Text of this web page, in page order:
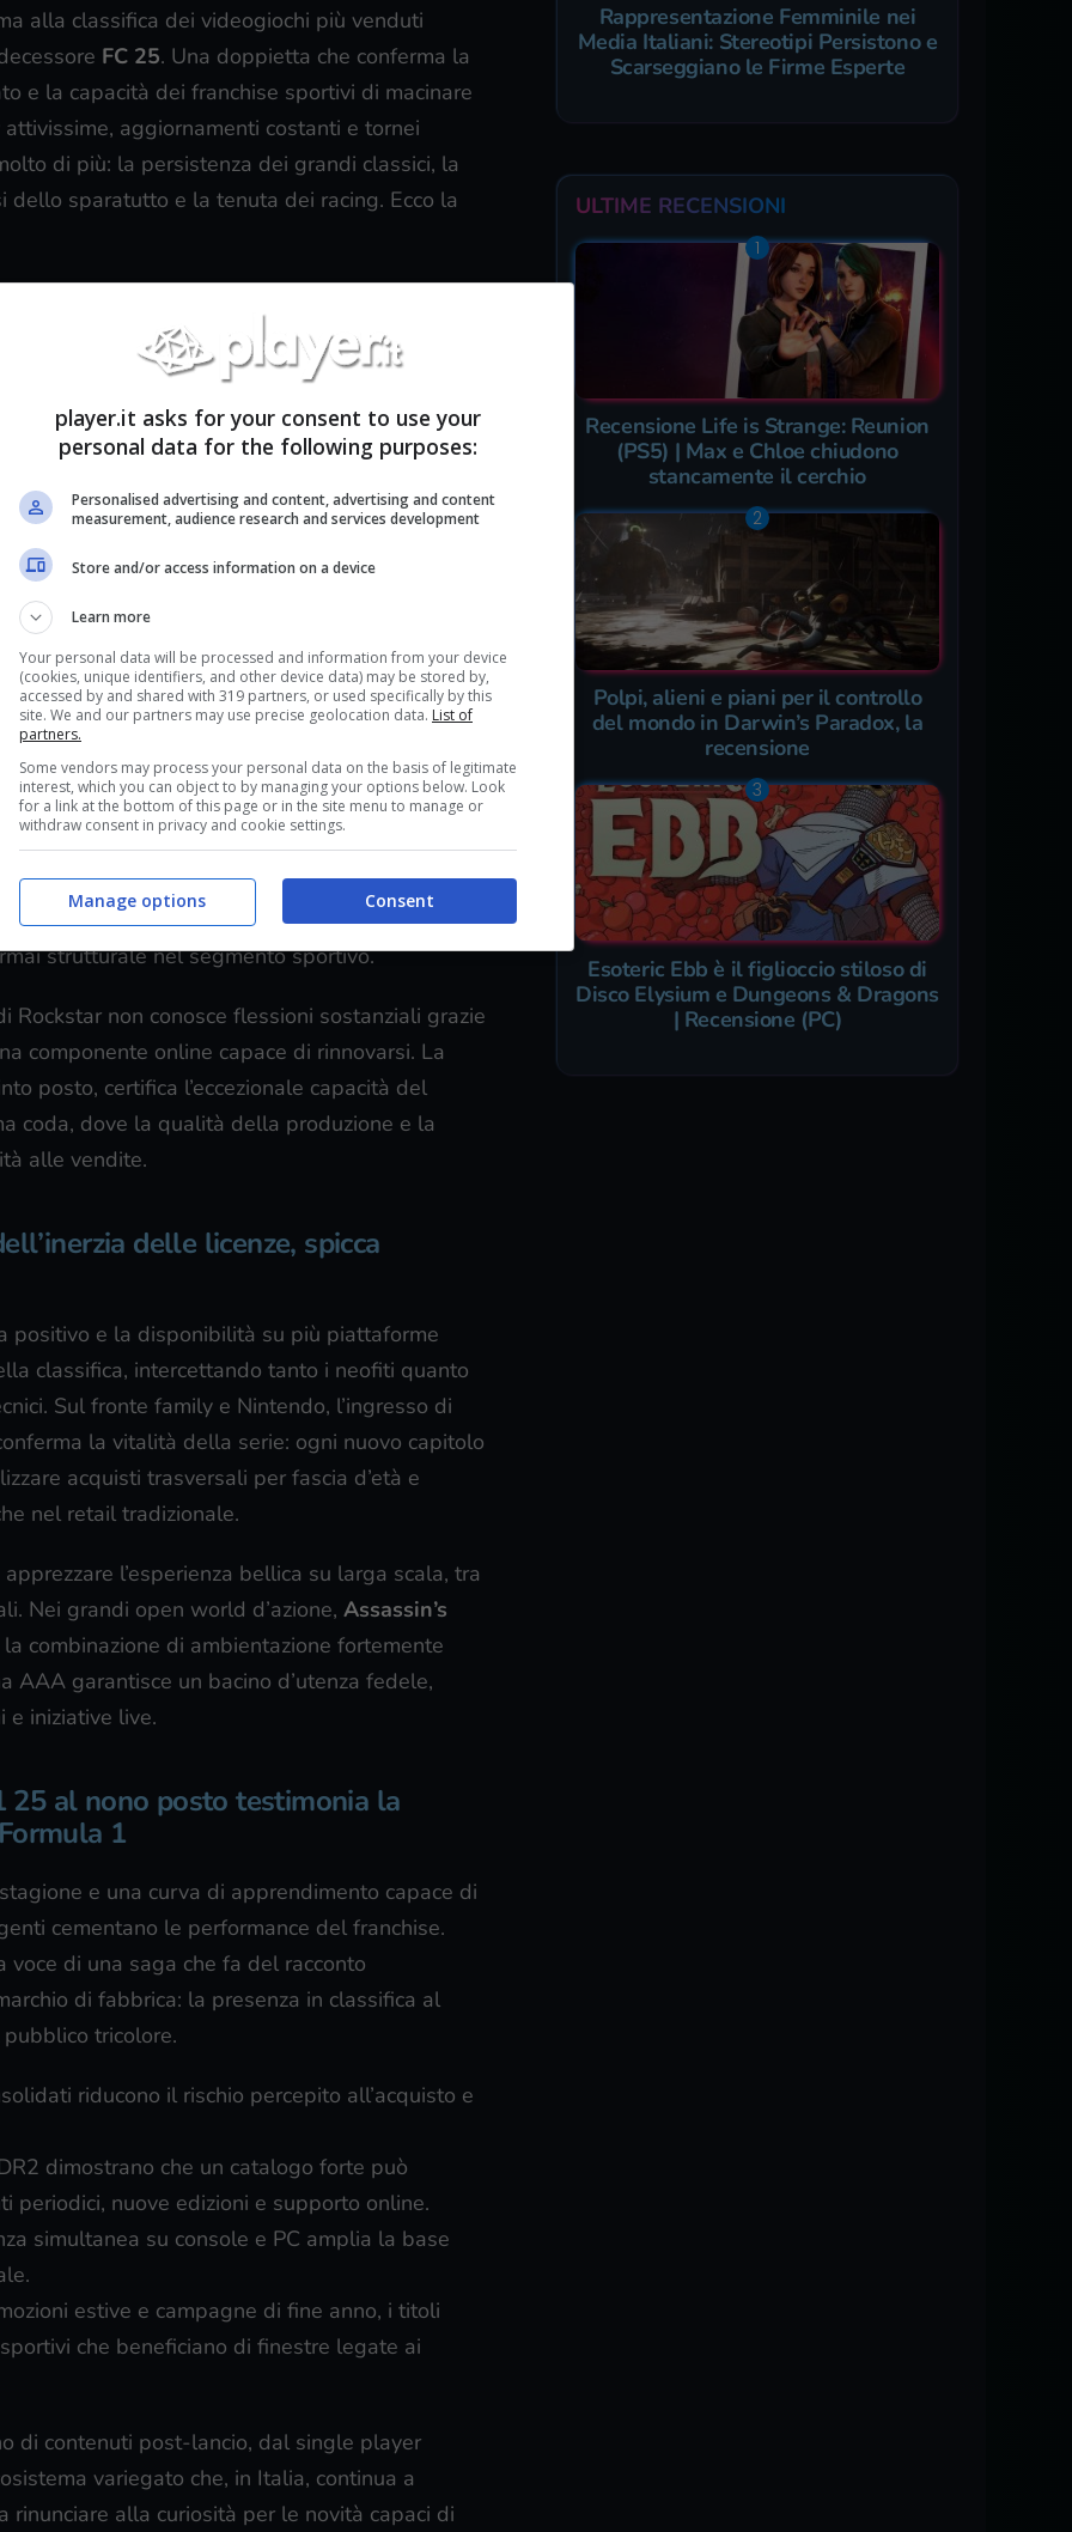
alla classifica dei videogiochi più venduti
FC 25. Una doppietta che conferma la
e la capacità dei franchise sportivi di macinare
aggiornamenti costanti e tornei
di più: la persistenza dei grandi classici, la
sparatutto e la tenuta dei racing. Ecco la
visibile
del calcio virtuale, sospinto dall’appeal
network delle community italiane, da sempre
FC 25è indicativo: tra sconti mirati, ampia base
continua a convertire nuovi giocatori e a
strutturale nel segmento sportivo.
non conosce flessioni sostanziali grazie
componente online capace di rinnovarsi. La
posto, certifica l’eccezionale capacità del
coda, dove la qualità della produzione e la
alle vendite.
delle licenze, spicca
positivo e la disponibilità su più piattaforme
classifica, intercettando tanto i neofiti quanto
Sul fronte family e Nintendo, l’ingresso di
la vitalità della serie: ogni nuovo capitolo
acquisti trasversali per fascia d’età e
nel retail tradizionale.
l’esperienza bellica su larga scala, tra
Nei grandi open world d’azione, Assassin’s
combinazione di ambientazione fortemente
AAA garantisce un bacino d’utenza fedele,
e iniziative live.
al nono posto testimonia la
1
e una curva di apprendimento capace di
cementano le performance del franchise.
voce di una saga che fa del racconto
di fabbrica: la presenza in classifica al
tricolore.
riducono il rischio percepito all’acquisto e
dimostrano che un catalogo forte può
periodici, nuove edizioni e supporto online.
simultanea su console e PC amplia la base
estive e campagne di fine anno, i titoli
che beneficiano di finestre legate ai
di contenuti post-lancio, dal single player
variegato che, in Italia, continua a
alla curiosità per le novità capaci di
Rappresentazione Femminile nei
Media Italiani: Stereotipi Persistono e
Scarseggiano le Firme Esperte
ULTIME RECENSIONI
Recensione Life is Strange: Reunion
(PS5) | Max e Chloe chiudono
stancamente il cerchio
Polpi, alieni e piani per il controllo
del mondo in Darwin’s Paradox, la
recensione
Esoteric Ebb è il figlioccio stiloso di
Disco Elysium e Dungeons & Dragons
| Recensione (PC)
player.it asks for your consent to use your
personal data for the following purposes:
Personalised advertising and content, advertising and content
measurement, audience research and services development
Store and/or access information on a device
Learn more
Your personal data will be processed and information from your device
(cookies, unique identifiers, and other device data) may be stored by,
accessed by and shared with 319 partners, or used specifically by this
site. We and our partners may use precise geolocation data. List of
partners.
Some vendors may process your personal data on the basis of legitimate
interest, which you can object to by managing your options below. Look
for a link at the bottom of this page or in the site menu to manage or
withdraw consent in privacy and cookie settings.
Consent
Manage options